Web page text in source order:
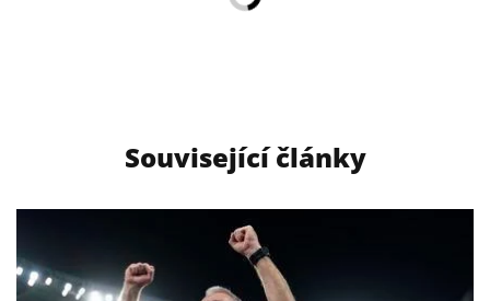
Související články